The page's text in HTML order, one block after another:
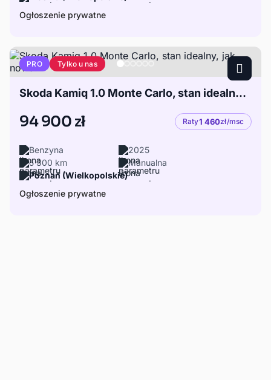
Ogłoszenie prywatne
PRO Tylko u nas
Skoda Kamiq 1.0 Monte Carlo, stan idealny, jak nowa.
94 900 zł Raty1 460zł/msc
Benzyna
2025
5 300 km
Manualna
Poznań (Wielkopolskie)
Ogłoszenie prywatne